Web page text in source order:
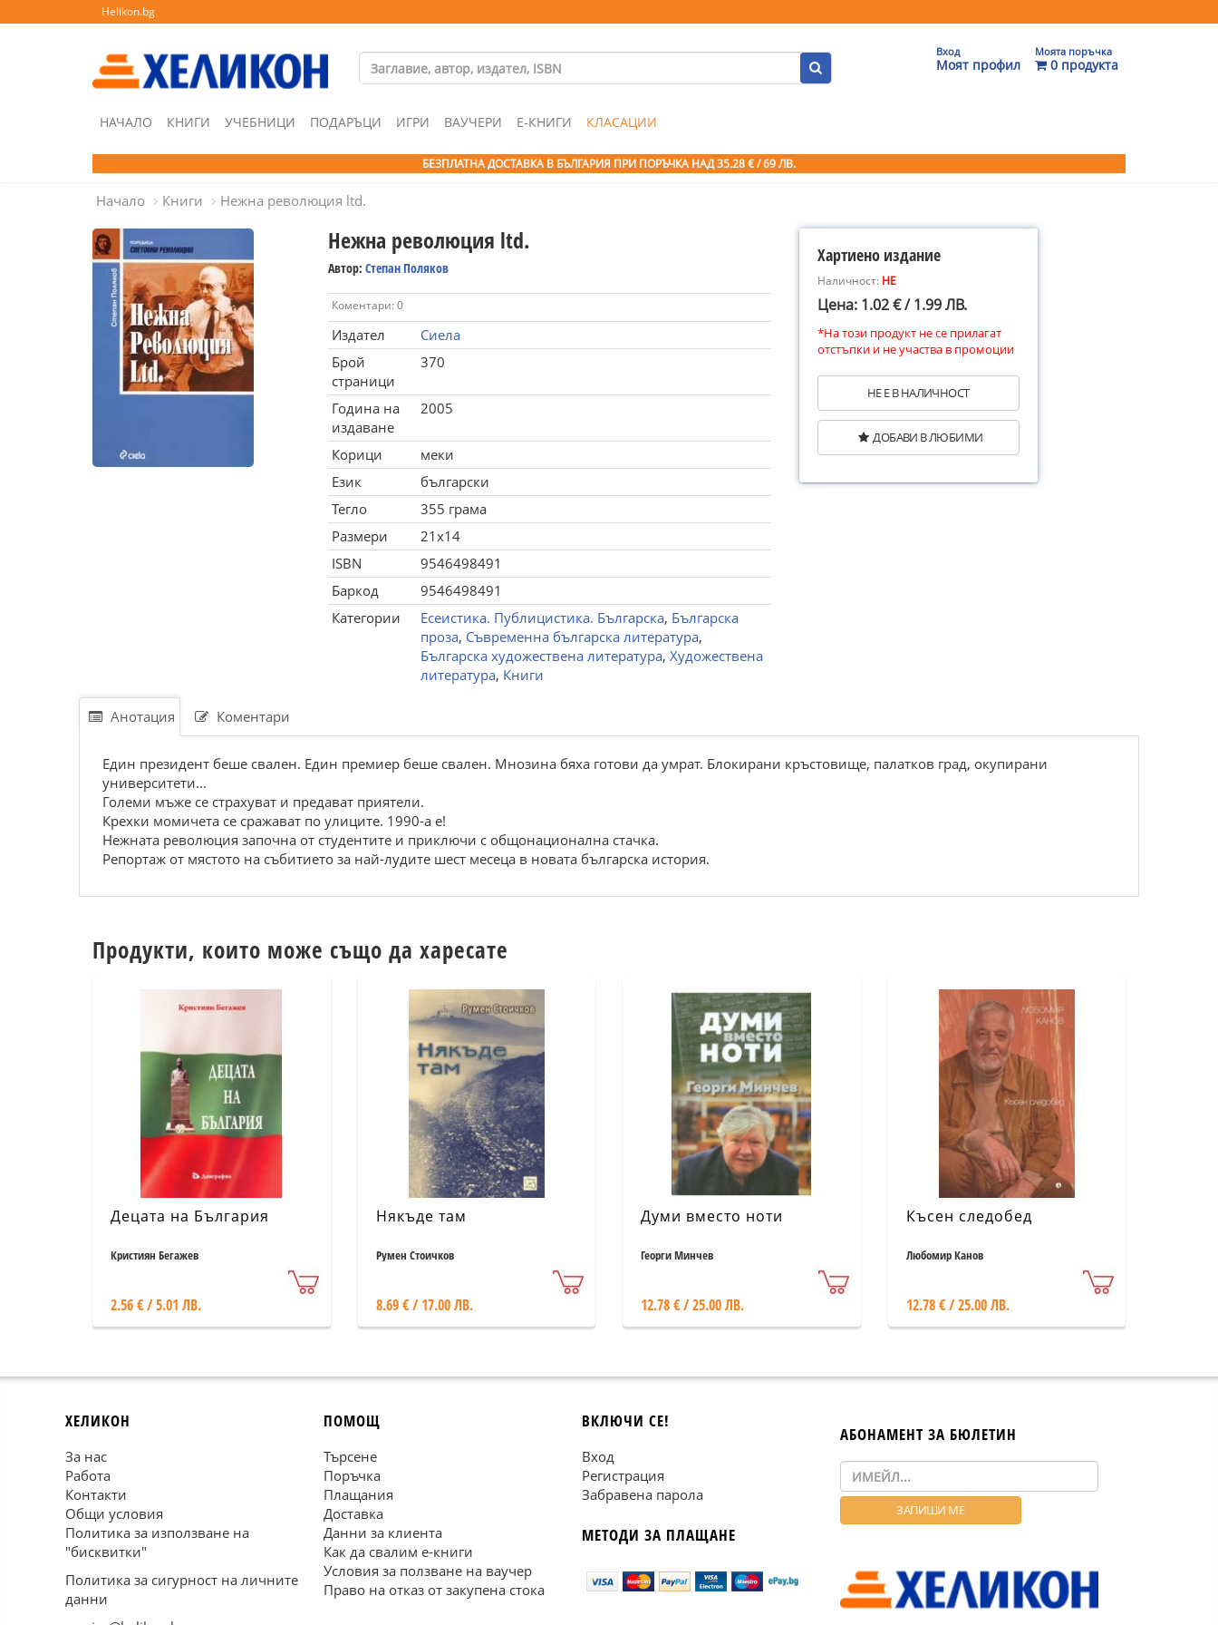
Helikon.bg
Вход
Моят профил
Моята поръчка
0 продукта
НАЧАЛО КНИГИ УЧЕБНИЦИ ПОДАРЪЦИ ИГРИ ВАУЧЕРИ Е-КНИГИ КЛАСАЦИИ
БЕЗПЛАТНА ДОСТАВКА В БЪЛГАРИЯ ПРИ ПОРЪЧКА НАД 35.28 € / 69 ЛВ.
Начало Книги Нежна революция ltd.
Нежна революция ltd.
Автор: Степан Поляков
Коментари: 0
Издател
Сиела
Брой
страници
370
Година на
издаване
2005
Корици
меки
Език
български
Тегло
355 грама
Размери
21x14
ISBN
9546498491
Баркод
9546498491
Категории
Есеистика. Публицистика. Българска, Българска
проза, Съвременна българска литература,
Българска художествена литература, Художествена
литература, Книги
Хартиено издание
Наличност: НЕ
Цена: 1.02 € / 1.99 ЛВ.
*На този продукт не се прилагат
отстъпки и не участва в промоции
НЕ Е В НАЛИЧНОСТ
ДОБАВИ В ЛЮБИМИ
Анотация Коментари
Един президент беше свален. Един премиер беше свален. Мнозина бяха готови да умрат. Блокирани кръстовище, палатков град, окупирани
университети...
Големи мъже се страхуват и предават приятели.
Крехки момичета се сражават по улиците. 1990-а е!
Нежната революция започна от студентите и приключи с общонационална стачка.
Репортаж от мястото на събитието за най-лудите шест месеца в новата българска история.
Продукти, които може също да харесате
Децата на България
Кристиян Бегажев
2.56 € / 5.01 ЛВ.
Някъде там
Румен Стоичков
8.69 € / 17.00 ЛВ.
Думи вместо ноти
Георги Минчев
12.78 € / 25.00 ЛВ.
Късен следобед
Любомир Канов
12.78 € / 25.00 ЛВ.
ХЕЛИКОН
За нас
Работа
Контакти
Общи условия
Политика за използване на
"бисквитки"
Политика за сигурност на личните
данни
ПОМОЩ
Търсене
Поръчка
Плащания
Доставка
Данни за клиента
Как да свалим е-книги
Условия за ползване на ваучер
Право на отказ от закупена стока
ВКЛЮЧИ СЕ!
Вход
Регистрация
Забравена парола
МЕТОДИ ЗА ПЛАЩАНЕ
АБОНАМЕНТ ЗА БЮЛЕТИН